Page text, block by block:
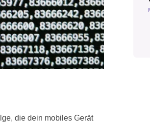
die dein mobiles Gerät